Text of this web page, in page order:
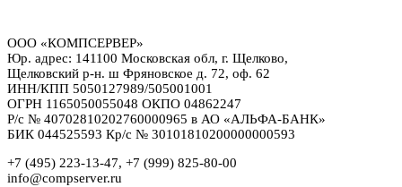
ООО «КОМПСЕРВЕР»
Юр. адрес: 141100 Московская обл, г. Щелково,
Щелковский р-н. ш Фряновское д. 72, оф. 62
ИНН/КПП 5050127989/505001001
ОГРН 1165050055048 ОКПО 04862247
Р/с № 40702810202760000965 в АО «АЛЬФА-БАНК»
БИК 044525593 Кр/с № 30101810200000000593
+7 (495) 223-13-47, +7 (999) 825-80-00
info@compserver.ru